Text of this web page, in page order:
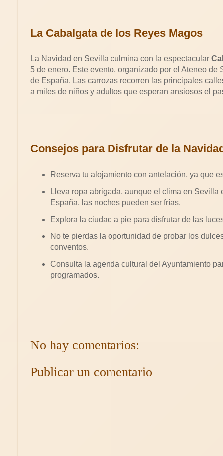
La Cabalgata de los Reyes Magos
La Navidad en Sevilla culmina con la espectacular
5 de enero. Este evento, organizado por el Ateneo
de España. Las carrozas recorren las principales
a miles de niños y adultos que esperan ansiosos el
Consejos para Disfrutar de la
Reserva tu alojamiento con antelación, ya que
Lleva ropa abrigada, aunque el clima en Sevilla
España, las noches pueden ser frías.
Explora la ciudad a pie para disfrutar de las
No te pierdas la oportunidad de probar los
conventos.
Consulta la agenda cultural del Ayuntamiento
programados.
No hay comentarios:
Publicar un comentario